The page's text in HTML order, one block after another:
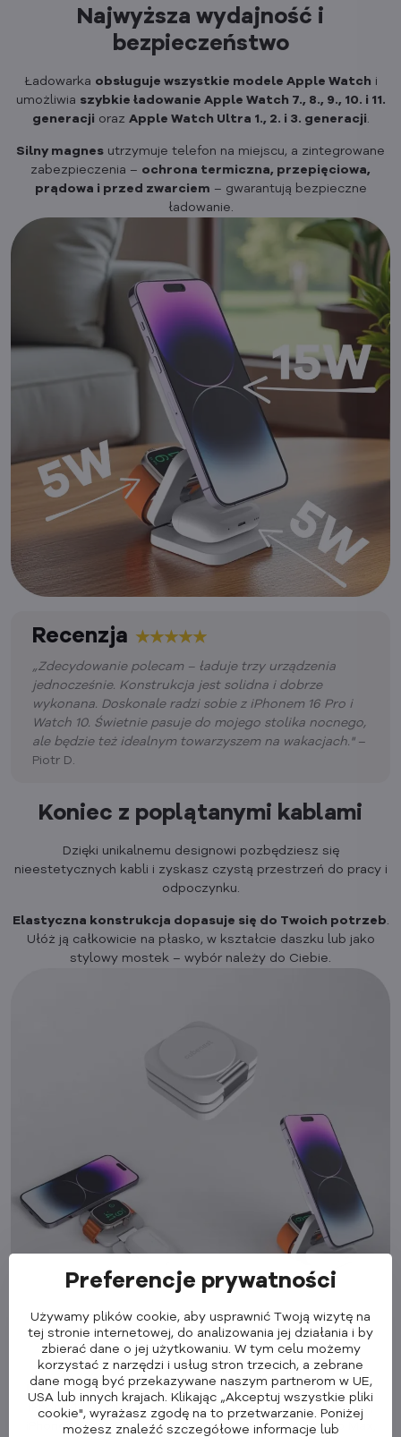
Najwyższa wydajność i
bezpieczeństwo
Ładowarka obsługuje wszystkie modele Apple Watch i
umożliwia szybkie ładowanie Apple Watch 7., 8., 9., 10. i 11.
generacji oraz Apple Watch Ultra 1., 2. i 3. generacji.
Silny magnes utrzymuje telefon na miejscu, a zintegrowane
zabezpieczenia – ochrona termiczna, przepięciowa,
prądowa i przed zwarciem – gwarantują bezpieczne
ładowanie.
Recenzja
„Zdecydowanie polecam – ładuje trzy urządzenia
jednocześnie. Konstrukcja jest solidna i dobrze
wykonana. Doskonale radzi sobie z iPhonem 16 Pro i
Watch 10. Świetnie pasuje do mojego stolika nocnego,
ale będzie też idealnym towarzyszem na wakacjach." –
Piotr D.
Koniec z poplątanymi kablami
Dzięki unikalnemu designowi pozbędziesz się
nieestetycznych kabli i zyskasz czystą przestrzeń do pracy i
odpoczynku.
Elastyczna konstrukcja dopasuje się do Twoich potrzeb.
Ułóż ją całkowicie na płasko, w kształcie daszku lub jako
stylowy mostek – wybór należy do Ciebie.
Zgodność:
Magnetyczny uchwyt do ładowania: iPhone 12 Pro Max,
iPhone 12 Pro, iPhone 12, iPhone 12 mini, iPhone 13 Pro Max,
iPhone 13 Pro, iPhone 13, iPhone 13 mini, iPhone 14 Pro Max,
Preferencje prywatności
Używamy plików cookie, aby usprawnić Twoją wizytę na
tej stronie internetowej, do analizowania jej działania i by
zbierać dane o jej użytkowaniu. W tym celu możemy
korzystać z narzędzi i usług stron trzecich, a zebrane
dane mogą być przekazywane naszym partnerom w UE,
USA lub innych krajach. Klikając „Akceptuj wszystkie pliki
cookie", wyrażasz zgodę na to przetwarzanie. Poniżej
możesz znaleźć szczegółowe informacje lub